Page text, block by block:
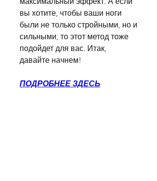
вы хотите, чтобы ваши ноги
были не только стройными, но и
сильными, то этот метод тоже
подойдет для вас. Итак,
давайте начнем!
ПОДРОБНЕЕ ЗДЕСЬ